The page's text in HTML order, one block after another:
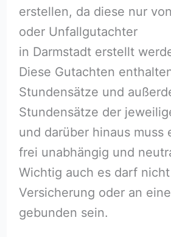
erstellen, da diese nur
oder Unfallgutachter
in Darmstadt erstellt
Diese Gutachten
Stundensätze und
Stundensätze der
und darüber hinaus muss
frei unabhängig und
Wichtig auch es darf
Versicherung oder an
gebunden sein.